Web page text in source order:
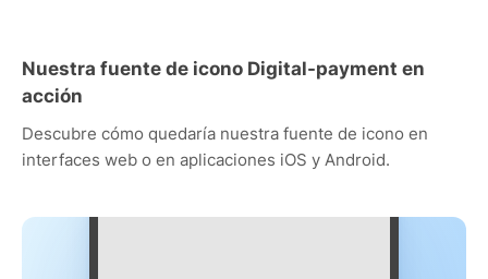
Nuestra fuente de icono Digital-payment en
acción
Descubre cómo quedaría nuestra fuente de icono en
interfaces web o en aplicaciones iOS y Android.